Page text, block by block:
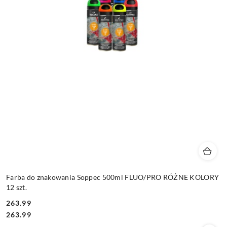
Farba do znakowania Soppec 500ml FLUO/PRO RÓŻNE KOLORY
12 szt.
Cena:
263.99
Cena:
263.99